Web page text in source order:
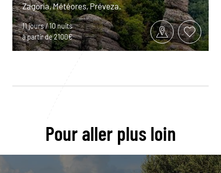
Zagoria, Météores, Préveza.
11 jours / 10 nuits
à partir de 2100€
Pour aller plus loin